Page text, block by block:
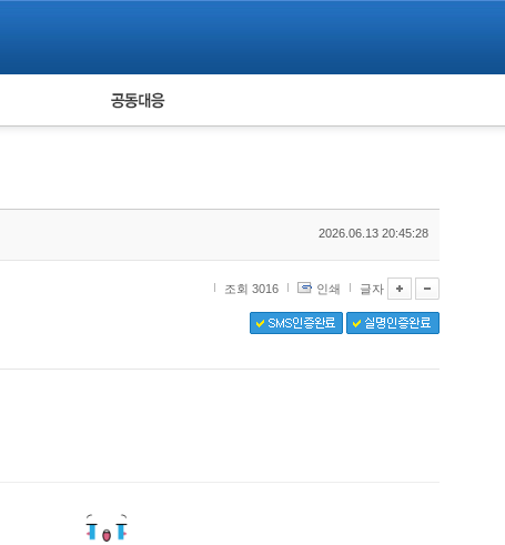
피해자 공동대응
2026.06.13 20:45:28
조회 3016 인쇄 글자